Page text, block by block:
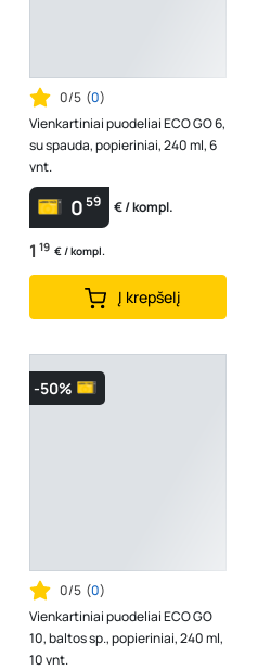
0/5 (0)
Vienkartiniai puodeliai ECO GO 6,
su spauda, popieriniai, 240 ml, 6
vnt.
059 € / kompl.
1 19 € / kompl.
Į krepšelį
-50%
0/5 (0)
Vienkartiniai puodeliai ECO GO
10, baltos sp., popieriniai, 240 ml,
10 vnt.